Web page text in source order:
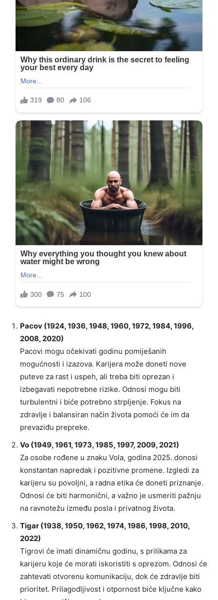
Pacov (1924, 1936, 1948, 1960, 1972, 1984, 1996,
2008, 2020)
Pacovi mogu očekivati godinu pomiješanih
mogućnosti i izazova. Karijera može doneti nove
puteve za rast i uspeh, ali treba biti oprezan i
izbegavati nepotrebne rizike. Odnosi mogu biti
turbulentni i biće potrebno strpljenje. Fokus na
zdravlje i balansiran način života pomoći će im da
prevaziđu prepreke.
Vo (1949, 1961, 1973, 1985, 1997, 2009, 2021)
Za osobe rođene u znaku Vola, godina 2025. donosi
konstantan napredak i pozitivne promene. Izgledi za
karijeru su povoljni, a radna etika će doneti priznanje.
Odnosi će biti harmonični, a važno je usmeriti pažnju
na ravnotežu između posla i privatnog života.
Tigar (1938, 1950, 1962, 1974, 1986, 1998, 2010,
2022)
Tigrovi će imati dinamičnu godinu, s prilikama za
karijeru koje će morati iskoristiti s oprezom. Odnosi će
zahtevati otvorenu komunikaciju, dok će zdravlje biti
prioritet. Prilagodljivost i otpornost biće ključne kako